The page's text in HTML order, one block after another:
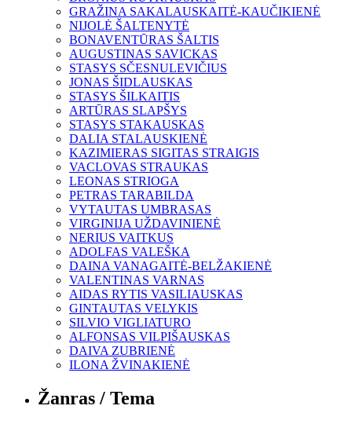
GRAŽINA SAKALAUSKAITĖ-KAUČIKIENĖ
NIJOLĖ ŠALTENYTĖ
BONAVENTŪRAS ŠALTIS
AUGUSTINAS SAVICKAS
STASYS SČESNULEVIČIUS
JONAS ŠIDLAUSKAS
STASYS ŠILKAITIS
ARTŪRAS SLAPŠYS
STASYS STAKAUSKAS
DALIA STALAUSKIENĖ
KAZIMIERAS SIGITAS STRAIGIS
VACLOVAS STRAUKAS
LEONAS STRIOGA
PETRAS TARABILDA
VYTAUTAS UMBRASAS
VIRGINIJA UŽDAVINIENĖ
NERIUS VAITKUS
ADOLFAS VALEŠKA
DAINA VANAGAITĖ-BELŽAKIENĖ
VALENTINAS VARNAS
AIDAS RYTIS VASILIAUSKAS
GINTAUTAS VELYKIS
SILVIO VIGLIATURO
ALFONSAS VILPIŠAUSKAS
DAIVA ZUBRIENĖ
ILONA ŽVINAKIENĖ
Žanras / Tema